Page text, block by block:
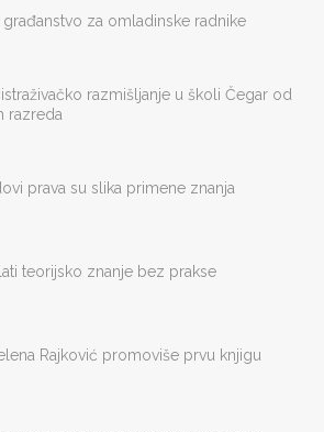
građanstvo za omladinske radnike
razmišljanje u školi Čegar od
razreda
prava su slika primene znanja
teorijsko znanje bez prakse
Rajković promoviše prvu knjigu